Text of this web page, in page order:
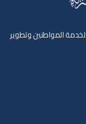
المواطنين وتطوير